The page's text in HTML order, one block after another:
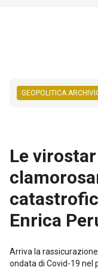
GEOPOLITICA
Le
Enrica
Arriva la
ondata di Covid-19 nel